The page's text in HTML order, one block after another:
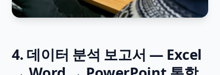
4. 데이터 분석 보고서 — Excel